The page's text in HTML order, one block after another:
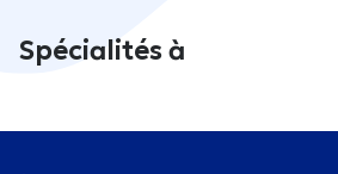
Spécialités à